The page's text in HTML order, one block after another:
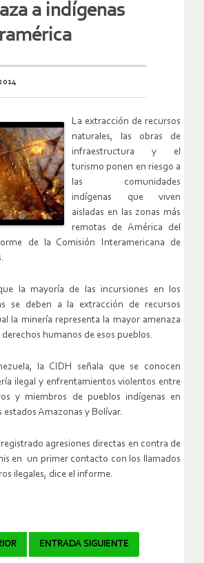
a indígenas
La extracción de recursos
naturales, las obras de
infraestructura y el
turismo ponen en riesgo a
las comunidades
indígenas que viven
aisladas en las zonas más
remotas de América del
de la Comisión Interamericana de
la mayoría de las incursiones en los
se deben a la extracción de recursos
la minería representa la mayor amenaza
humanos de esos pueblos.
la CIDH señala que se conocen
ilegal y enfrentamientos violentos entre
y miembros de pueblos indígenas en
estados Amazonas y Bolívar.
agresiones directas en contra de
en un primer contacto con los llamados
ilegales, dice el informe.
ENTRADA SIGUIENTE